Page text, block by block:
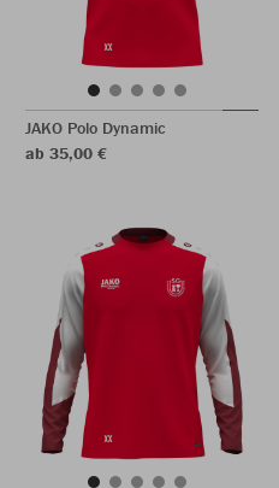
JAKO Polo Dynamic
ab 35,00 €